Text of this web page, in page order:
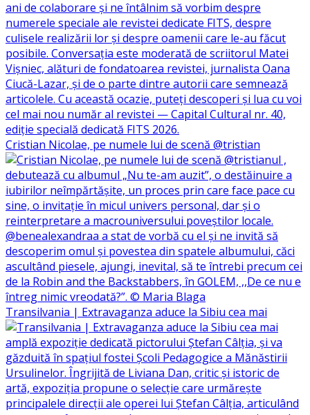
Cristian Nicolae, pe numele lui de scenă @tristian
Transilvania | Extravaganza aduce la Sibiu cea mai